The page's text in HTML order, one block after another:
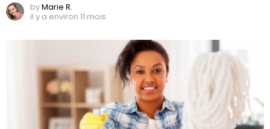
byMarie R.
il y a environ 11 mois